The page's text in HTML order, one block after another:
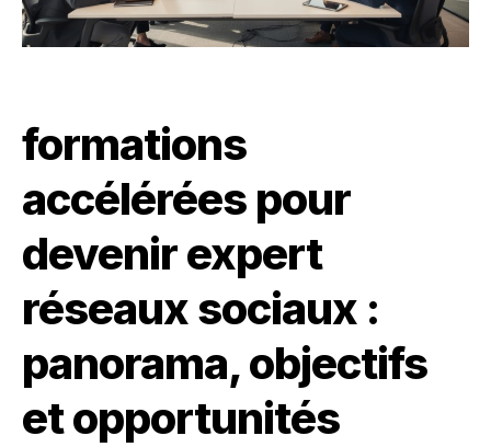
formations
accélérées pour
devenir expert
réseaux sociaux :
panorama, objectifs
et opportunités